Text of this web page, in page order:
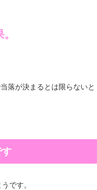
落が決まるとは限らないと
す
です。